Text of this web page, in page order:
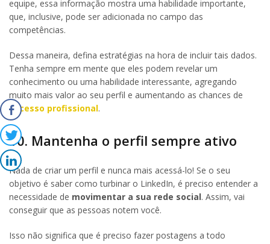
equipe, essa informação mostra uma habilidade importante,
que, inclusive, pode ser adicionada no campo das
competências.
Dessa maneira, defina estratégias na hora de incluir tais dados.
Tenha sempre em mente que eles podem revelar um
conhecimento ou uma habilidade interessante, agregando
muito mais valor ao seu perfil e aumentando as chances de
sucesso profissional.
10. Mantenha o perfil sempre ativo
Nada de criar um perfil e nunca mais acessá-lo! Se o seu
objetivo é saber como turbinar o LinkedIn, é preciso entender a
necessidade de movimentar a sua rede social. Assim, vai
conseguir que as pessoas notem você.
Isso não significa que é preciso fazer postagens a todo